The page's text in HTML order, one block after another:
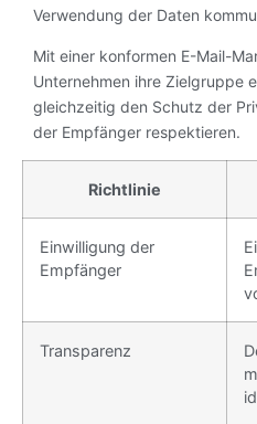
Verwendung der Daten
Mit einer konformen E-Mail-
Unternehmen ihre Zielgruppe
gleichzeitig den Schutz der
der Empfänger respektieren.
Richtlinie
Einwilligung der
Empfänger
Transparenz